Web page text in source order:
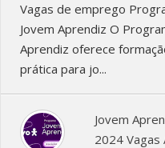
Vagas de emprego
Jovem Aprendiz O
Aprendiz oferece
prática para jo...
Jovem
2024 Vagas